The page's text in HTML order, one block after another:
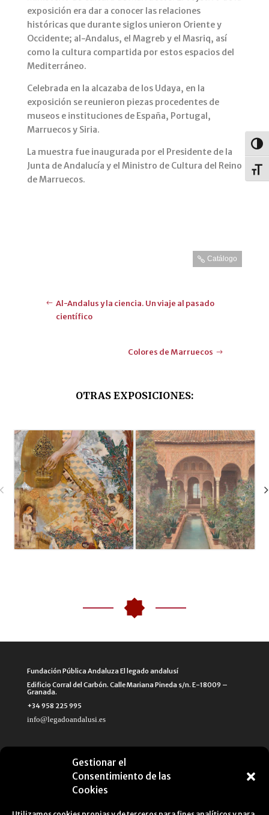
Gestionar el
Consentimiento de las
Cookies
exposición era dar a conocer las relaciones
históricas que durante siglos unieron Oriente y
Occidente; al-Andalus, el Magreb y el Masriq, así
como la cultura compartida por estos espacios del
Mediterráneo.
Celebrada en la alcazaba de los Udaya, en la
exposición se reunieron piezas procedentes de
museos e instituciones de España, Portugal,
Marruecos y Siria.
La muestra fue inaugurada por el Presidente de la
Junta de Andalucía y el Ministro de Cultura del Reino
de Marruecos.
Catálogo
Al-Andalus y la ciencia. Un viaje al pasado
científico
Colores de Marruecos
OTRAS EXPOSICIONES:
Fundación Pública Andaluza El legado andalusí
Edificio Corral del Carbón. Calle Mariana Pineda s/n. E-18009 –
Granada.
+34 958 225 995
info@legadoandalusi.es